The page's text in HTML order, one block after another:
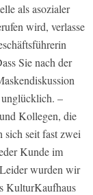
als asozialer
wird, verlasse
Sie nach der
–
Kollegen, die
sich seit fast zwei
Kunde im
wurden wir
KulturKaufhaus